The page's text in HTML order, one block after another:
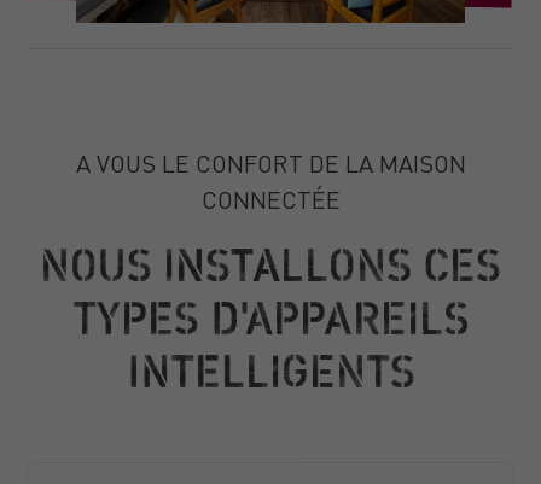
A VOUS LE CONFORT DE LA MAISON
CONNECTÉE
NOUS INSTALLONS CES
TYPES D'APPAREILS
INTELLIGENTS